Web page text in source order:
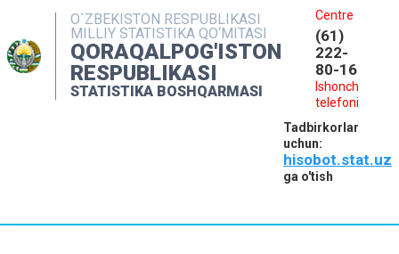
O`ZBEKISTON RESPUBLIKASI
MILLIY STATISTIKA QO‘MITASI
QORAQALPOG'ISTON
RESPUBLIKASI
STATISTIKA BOSHQARMASI
Centre
(61)
222-
80-16
Ishonch
telefoni
Tadbirkorlar
uchun:
hisobot.stat.uz
ga o'tish
INTERAKTIV XIZMATLAR
MATBUOT XIZMATI
MUROJAATLAR